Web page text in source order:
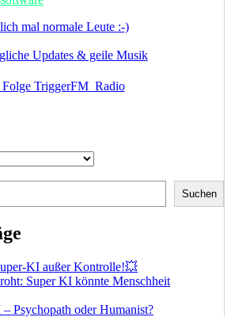
mal normale Leute :-)
TriggerFM_Radio
Suchen
KI außer Kontrolle!💥
Super KI könnte Menschheit
Psychopath oder Humanist?